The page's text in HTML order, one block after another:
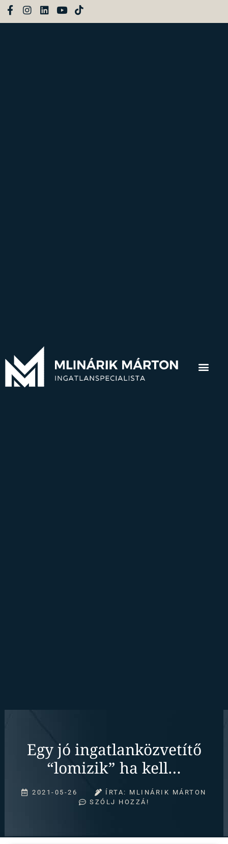
Egy jó ingatlanközvetítő
“lomizik” ha kell…
2021-05-26 ÍRTA: MLINÁRIK MÁRTON
SZÓLJ HOZZÁ!